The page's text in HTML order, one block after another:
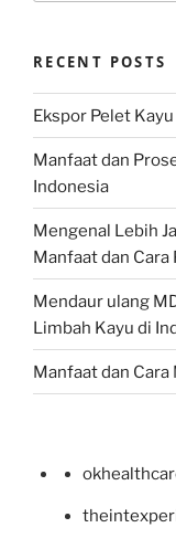
RECENT POSTS
Ekspor Pelet
Manfaat dan
Indonesia
Mengenal Lebih
Manfaat dan Cara
Mendaur ulang
Limbah Kayu di
Manfaat dan